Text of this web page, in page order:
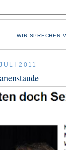
WIR SPRECHEN
2011